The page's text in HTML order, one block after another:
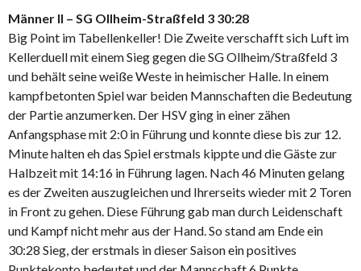
Männer II – SG Ollheim-Straßfeld 3 30:28
Big Point im Tabellenkeller! Die Zweite verschafft sich Luft im
Kellerduell mit einem Sieg gegen die SG Ollheim/Straßfeld 3
und behält seine weiße Weste in heimischer Halle. In einem
kampfbetonten Spiel war beiden Mannschaften die Bedeutung
der Partie anzumerken. Der HSV ging in einer zähen
Anfangsphase mit 2:0 in Führung und konnte diese bis zur 12.
Minute halten eh das Spiel erstmals kippte und die Gäste zur
Halbzeit mit 14:16 in Führung lagen. Nach 46 Minuten gelang
es der Zweiten auszugleichen und Ihrerseits wieder mit 2 Toren
in Front zu gehen. Diese Führung gab man durch Leidenschaft
und Kampf nicht mehr aus der Hand. So stand am Ende ein
30:28 Sieg, der erstmals in dieser Saison ein positives